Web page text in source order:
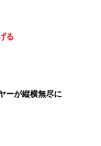
る
ーが縦横無尽に